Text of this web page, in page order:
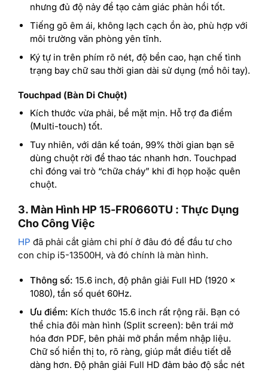
nhưng đủ độ nảy để tạo cảm giác phản hồi tốt.
Tiếng gõ êm ái, không lạch cạch ồn ào, phù hợp với
môi trường văn phòng yên tĩnh.
Ký tự in trên phím rõ nét, độ bền cao, hạn chế tình
trạng bay chữ sau thời gian dài sử dụng (mồ hôi tay).
Touchpad (Bàn Di Chuột)
Kích thước vừa phải, bề mặt mịn. Hỗ trợ đa điểm
(Multi-touch) tốt.
Tuy nhiên, với dân kế toán, 99% thời gian bạn sẽ
dùng chuột rời để thao tác nhanh hơn. Touchpad
chỉ đóng vai trò “chữa cháy” khi đi họp hoặc quên
chuột.
3. Màn Hình HP 15-FR0660TU : Thực Dụng
Cho Công Việc
HP đã phải cắt giảm chi phí ở đâu đó để đầu tư cho
con chip i5-13500H, và đó chính là màn hình.
Thông số: 15.6 inch, độ phân giải Full HD (1920 x
1080), tần số quét 60Hz.
Ưu điểm: Kích thước 15.6 inch rất rộng rãi. Bạn có
thể chia đôi màn hình (Split screen): bên trái mở
hóa đơn PDF, bên phải mở phần mềm nhập liệu.
Chữ số hiển thị to, rõ ràng, giúp mắt điều tiết dễ
dàng hơn. Độ phân giải Full HD đảm bảo độ sắc nét